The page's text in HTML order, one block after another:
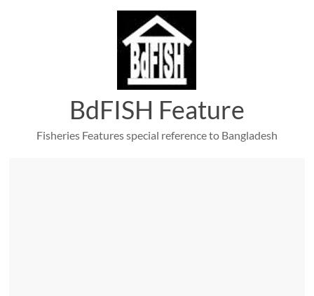
BdFISH Feature
Fisheries Features special reference to Bangladesh